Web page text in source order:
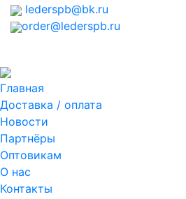
lederspb@bk.ru
order@lederspb.ru
Главная
Доставка / оплата
Новости
Партнёры
Оптовикам
О нас
Контакты